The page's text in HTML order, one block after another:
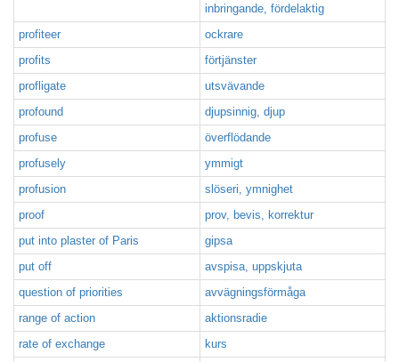
inbringande, fördelaktig
profiteer
ockrare
profits
förtjänster
profligate
utsvävande
profound
djupsinnig, djup
profuse
överflödande
profusely
ymmigt
profusion
slöseri, ymnighet
proof
prov, bevis, korrektur
put into plaster of Paris
gipsa
put off
avspisa, uppskjuta
question of priorities
avvägningsförmåga
range of action
aktionsradie
rate of exchange
kurs